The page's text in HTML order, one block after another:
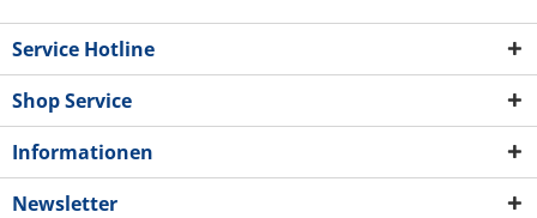
Service Hotline
Shop Service
Informationen
Newsletter